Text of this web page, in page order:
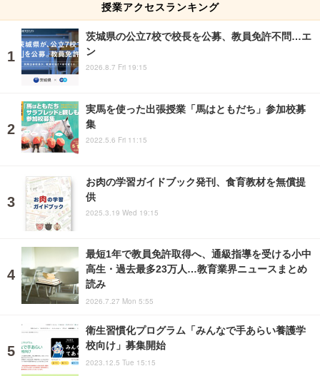
授業アクセスランキング
茨城県の公立7校で校長を公募、教員免許不問…エ
ン
2026.8.7 Fri 19:15
実馬を使った出張授業「馬はともだち」参加校募
集
2022.5.6 Fri 11:15
お肉の学習ガイドブック発刊、食育教材を無償提
供
2025.3.19 Wed 19:15
最短1年で教員免許取得へ、通級指導を受ける小中
高生・過去最多23万人…教育業界ニュースまとめ
読み
2026.7.27 Mon 5:55
衛生習慣化プログラム「みんなで手あらい養護学
校向け」募集開始
2023.12.5 Tue 15:15